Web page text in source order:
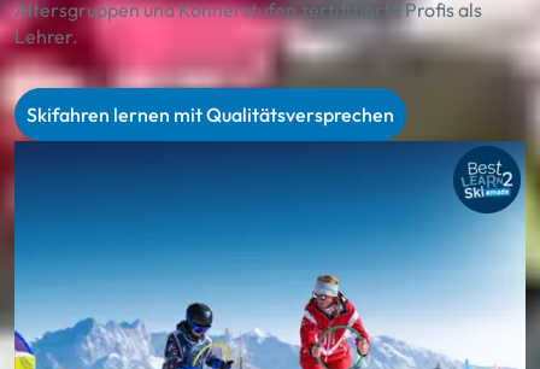
Altersgruppen und Könnerstufen zertifizierte Profis als
Lehrer.
Skifahren lernen mit Qualitätsversprechen